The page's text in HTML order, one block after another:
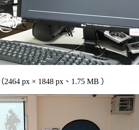
（2464 px × 1848 px、1.75 MB ）